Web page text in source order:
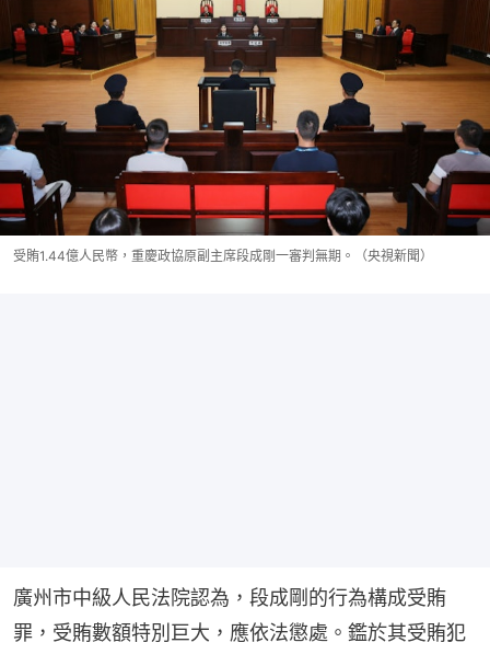
受賄1.44億人民幣，重慶政協原副主席段成剛一審判無期。（央視新聞）
廣州市中級人民法院認為，段成剛的行為構成受賄
罪，受賄數額特別巨大，應依法懲處。鑑於其受賄犯